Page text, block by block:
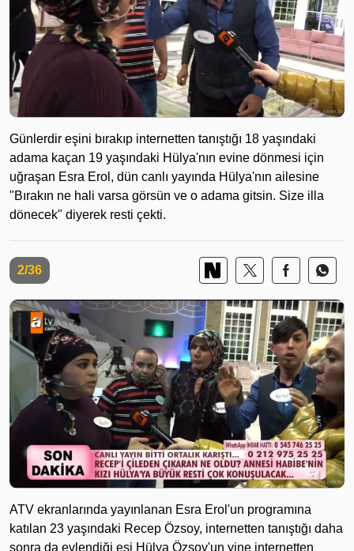
Günlerdir eşini bırakıp internetten tanıştığı 18 yaşındaki
adama kaçan 19 yaşındaki Hülya'nın evine dönmesi için
uğraşan Esra Erol, dün canlı yayında Hülya'nın ailesine
"Bırakın ne hali varsa görsün ve o adama gitsin. Size illa
dönecek" diyerek resti çekti.
2/36
ATV ekranlarında yayınlanan Esra Erol'un programına
katılan 23 yaşındaki Recep Özsoy, internetten tanıştığı daha
sonra da evlendiği eşi Hülya Özsoy'un yine internetten